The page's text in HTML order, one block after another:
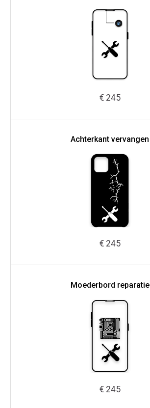
€ 245
Achterkant vervangen
€ 245
Moederbord reparatie
€ 245